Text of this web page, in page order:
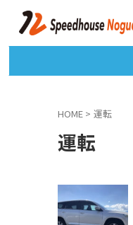
HOME > 運転
運転